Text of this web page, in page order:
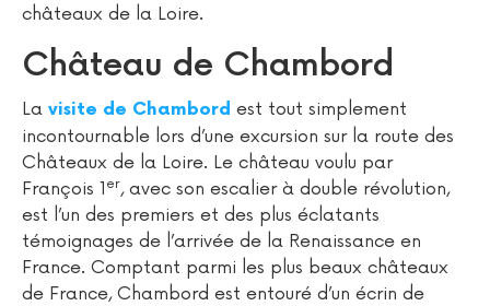
châteaux de la Loire.
Château de Chambord
La visite de Chambord est tout simplement
incontournable lors d’une excursion sur la route des
Châteaux de la Loire. Le château voulu par
François 1 er, avec son escalier à double révolution,
est l’un des premiers et des plus éclatants
témoignages de l’arrivée de la Renaissance en
France. Comptant parmi les plus beaux châteaux
de France, Chambord est entouré d’un écrin de